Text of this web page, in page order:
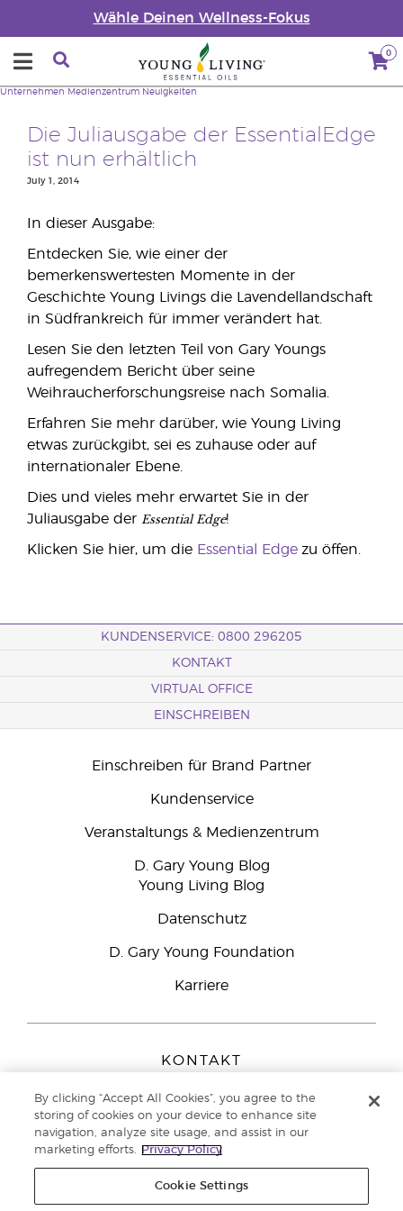
Wähle Deinen Wellness-Fokus
0
Unternehmen Medienzentrum Neuigkeiten
Die Juliausgabe der EssentialEdge
ist nun erhältlich
July 1, 2014
In dieser Ausgabe:
Entdecken Sie, wie einer der
bemerkenswertesten Momente in der
Geschichte Young Livings die Lavendellandschaft
in Südfrankreich für immer verändert hat.
Lesen Sie den letzten Teil von Gary Youngs
aufregendem Bericht über seine
Weihraucherforschungsreise nach Somalia.
Erfahren Sie mehr darüber, wie Young Living
etwas zurückgibt, sei es zuhause oder auf
internationaler Ebene.
Dies und vieles mehr erwartet Sie in der
Juliausgabe der Essential Edge!
Klicken Sie hier, um die Essential Edge zu öffen.
KUNDENSERVICE: 0800 296205
KONTAKT
VIRTUAL OFFICE
EINSCHREIBEN
Einschreiben für Brand Partner
Kundenservice
Veranstaltungs & Medienzentrum
D. Gary Young Blog
Young Living Blog
Datenschutz
D. Gary Young Foundation
Karriere
KONTAKT
Peizerweg 97
9727 AJ Groningen
Netherlands
Kundenservice:0800-296205
By clicking “Accept All Cookies”, you agree to the
storing of cookies on your device to enhance site
navigation, analyze site usage, and assist in our
marketing efforts.
Privacy Policy
Cookie Settings